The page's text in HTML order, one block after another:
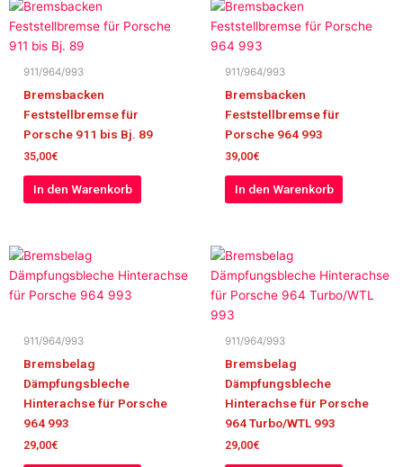
911/964/993
Bremsbacken
Feststellbremse für
Porsche 911 bis Bj. 89
35,00€
In den Warenkorb
911/964/993
Bremsbacken
Feststellbremse für
Porsche 964 993
39,00€
In den Warenkorb
911/964/993
Bremsbelag
Dämpfungsbleche
Hinterachse für Porsche
964 993
29,00€
911/964/993
Bremsbelag
Dämpfungsbleche
Hinterachse für Porsche
964 Turbo/WTL 993
29,00€